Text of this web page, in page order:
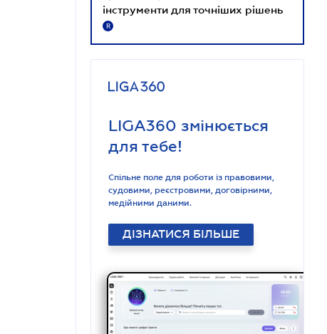
інструменти для точніших рішень
R
LIGA360 змінюється
для тебе!
Спільне поле для роботи із правовими,
судовими, реєстровими, договірними,
медійними даними.
ДІЗНАТИСЯ БІЛЬШЕ